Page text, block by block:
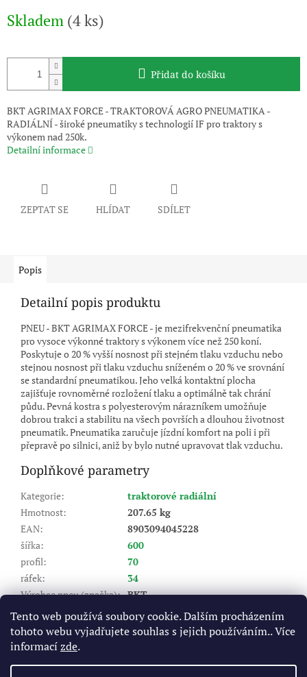
Tento web používá soubory cookie. Dalším procházením
tohoto webu vyjadřujete souhlas s jejich používáním.. Více
informacízde.
cena:
Skladem (4 ks)
Přidat do košíku
BKT AGRIMAX FORCE - TRAKTOROVÁ AGRO PNEUMATIKA -
RADIÁLNÍ - široké pneumatiky s technologií IF pro traktory s
výkonem nad 250k.
Detailní informace
ZEPTAT SE HLÍDAT SDÍLET
Popis
Detailní popis produktu
PNEU - BKT AGRIMAX FORCE - je mezifrekvenční pneumatika
pro vysoce výkonné traktory s výkonem více než 250 koní.
Poskytuje o 20 % vyšší nosnost při stejném tlaku vzduchu nebo
stejnou nosnost při tlaku vzduchu sníženém o 20 % ve srovnání
se standardní pneumatikou. Jeho velká kontaktní plocha
zajišťuje rovnoměrné rozložení tlaku a optimálně tak chrání
půdu. Pevná kostra s polyesterovým nárazníkem umožňuje
dobrou trakci a stabilitu na všech površích a dlouhou životnost
pneumatik. Pneumatika zaručuje jízdní komfort na poli i při
přepravě po silnici, aniž by bylo nutné upravovat tlak vzduchu.
Doplňkové parametry
Kategorie:
traktorové radiální
Hmotnost:
207.65 kg
EAN:
8903094045228
šířka:
600
profil:
70
ráfek:
34
Výrobce pneu (značka): BKT
Dezén
AGRIMAX FORCE
Index nosnosti (LI):
167
Rychlostní index (SI)